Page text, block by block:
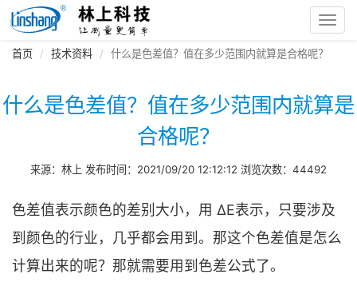
首页 技术资料 什么是色差值？值在多少范围内就算是合格呢？
什么是色差值？值在多少范围内就算是
合格呢？
来源：林上 发布时间：2021/09/20 12:12:12 浏览次数：44492
色差值表示颜色的差别大小，用 ΔE表示，只要涉及
到颜色的行业，几乎都会用到。那这个色差值是怎么
计算出来的呢？那就需要用到色差公式了。